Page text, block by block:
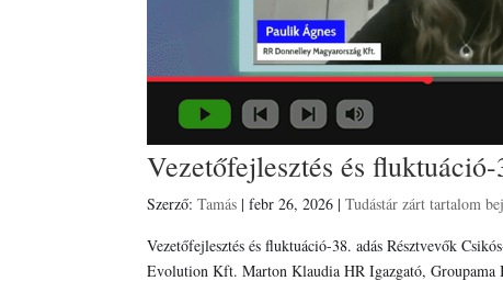
Vezetőfejlesztés és fluktuáció-
Szerző:Tamás |febr 26, 2026 |Tudástár zárt tartalom
Vezetőfejlesztés és fluktuáció-38. adás Résztvevők
Evolution Kft. Marton Klaudia HR Igazgató,